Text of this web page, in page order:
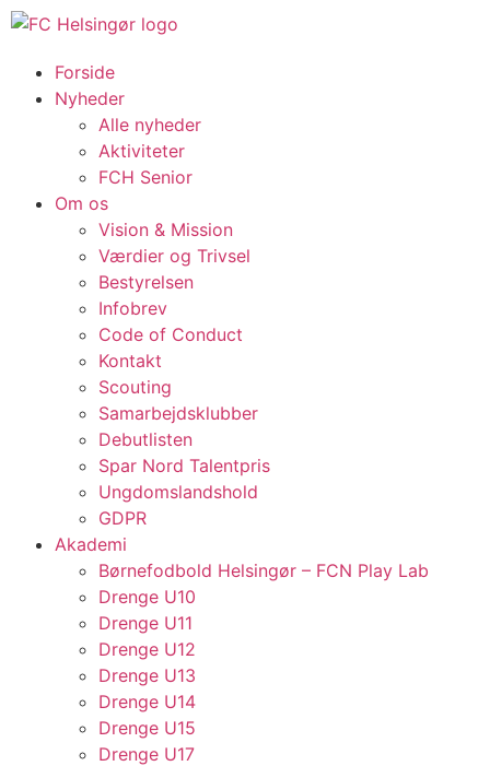
Forside
Nyheder
Alle nyheder
Aktiviteter
FCH Senior
Om os
Vision & Mission
Værdier og Trivsel
Bestyrelsen
Infobrev
Code of Conduct
Kontakt
Scouting
Samarbejdsklubber
Debutlisten
Spar Nord Talentpris
Ungdomslandshold
GDPR
Akademi
Børnefodbold Helsingør – FCN Play Lab
Drenge U10
Drenge U11
Drenge U12
Drenge U13
Drenge U14
Drenge U15
Drenge U17